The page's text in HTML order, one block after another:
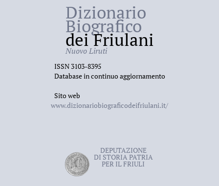
Dizionario
Biografico
dei Friulani
Nuovo Liruti
ISSN 3103-8395
Database in continuo aggiornamento
Sito web
www.dizionariobiograficodeifriulani.it/
DEPUTAZIONE
DI STORIA PATRIA
PER IL FRIULI